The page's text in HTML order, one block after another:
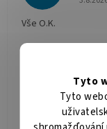
Tyto
Tyto
Vše O.K.
1.8.2026
Vše super 👍👍